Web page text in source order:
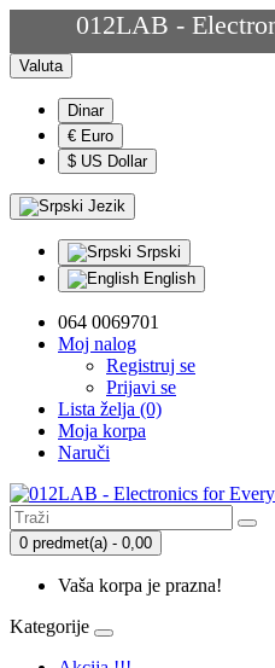
012LAB -
Valuta
Dinar
€ Euro
$ US Dollar
Jezik
Srpski
English
064 0069701
Moj nalog
Registruj se
Prijavi se
Lista želja (0)
Moja korpa
Naruči
0 predmet(a) - 0,00
Vaša korpa je prazna!
Kategorije